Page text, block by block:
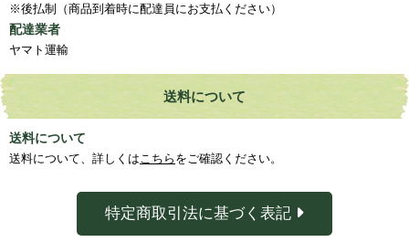
※後払制（商品到着時に配達員にお支払ください）
配達業者
ヤマト運輸
送料について
送料について
送料について、詳しくは こちら をご確認ください。
特定商取引法に基づく表記